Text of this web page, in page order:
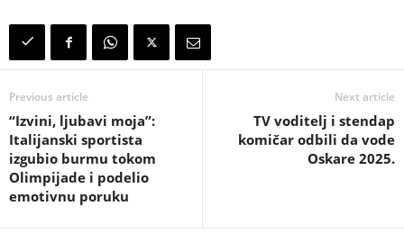
Previous article
“Izvini, ljubavi moja”:
Italijanski sportista
izgubio burmu tokom
Olimpijade i podelio
emotivnu poruku
Next article
TV voditelj i stendap
komičar odbili da vode
Oskare 2025.